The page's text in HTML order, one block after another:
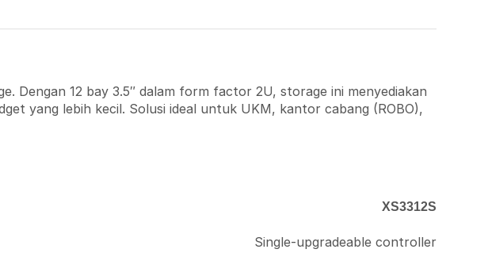
Dengan 12 bay 3.5″ dalam form factor 2U, storage ini menyediakan
yang lebih kecil. Solusi ideal untuk UKM, kantor cabang (ROBO),
XS3312S
Single-upgradeable controller